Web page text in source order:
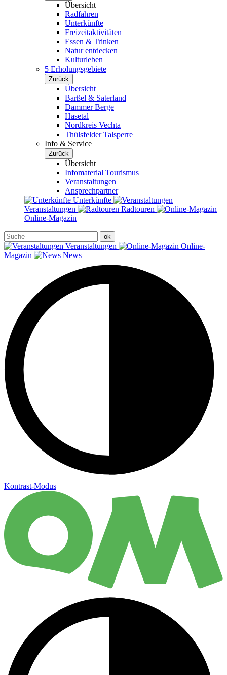
Übersicht
Radfahren
Unterkünfte
Freizeitaktivitäten
Essen & Trinken
Natur entdecken
Kulturleben
5 Erholungsgebiete
Zurück
Übersicht
Barßel & Saterland
Dammer Berge
Hasetal
Nordkreis Vechta
Thülsfelder Talsperre
Info & Service
Zurück
Übersicht
Infomaterial Tourismus
Veranstaltungen
Ansprechpartner
Unterkünfte
Veranstaltungen
Radtouren
Online-Magazin
Veranstaltungen
Online-
Magazin
News
Kontrast-Modus